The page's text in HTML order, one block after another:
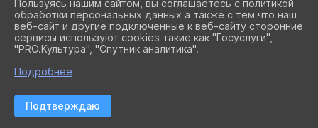
ПРАВОПРИМЕНИТЕЛЬНЫЕ
ПРОЦЕДУРЫ
СВЕДЕНИЯ ОБ
ОРГАНИЗАЦИИ ОТДЫХА
ОЗДОРОВЛЕНИЯ
ПЕДАГОГАМ И
ФОТО И МЕРОПРИЯТИЯ
Пользуясь нашим сайтом, вы соглашаетесь с политикой
обработки персональных данных а также с тем что наш
веб-сайт и другие подключенные к веб-сайту сторонние
сервисы используют cookies такие как "Госуслуги",
"PRO.Культура", "Спутник аналитика".
Подробнее
Подтверждаю